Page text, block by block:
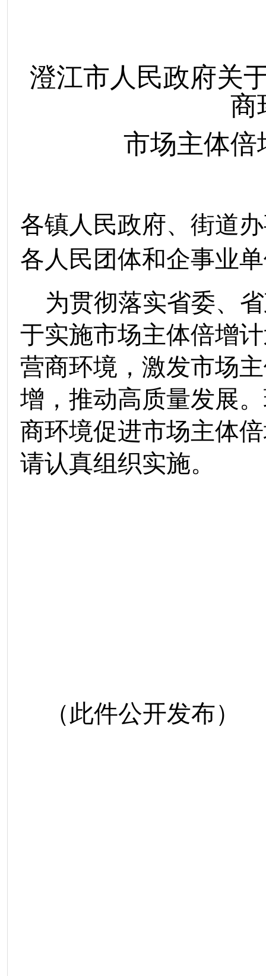
澄江市人民政府关
商
市场主体倍
各镇人民政府、 街道
各人民团体和企事业
为贯彻落实省委、
于实施市场主体倍增
营商环境，激发市场
增，推动高质量发展
商环境促进市场主体
请认真组织实施。
（此件公开发布）